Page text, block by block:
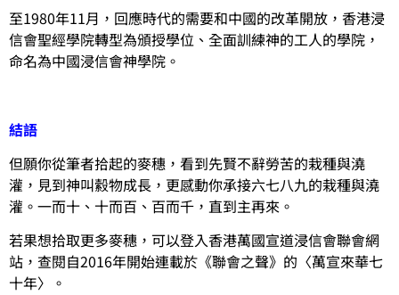
至1980年11月，回應時代的需要和中國的改革開放，香港浸
信會聖經學院轉型為頒授學位、全面訓練神的工人的學院，
命名為中國浸信會神學院。
結語
但願你從筆者拾起的麥穗，看到先賢不辭勞苦的栽種與澆
灌，見到神叫縠物成長，更感動你承接六七八九的栽種與澆
灌。一而十、十而百、百而千，直到主再來。
若果想拾取更多麥穗，可以登入香港萬國宣道浸信會聯會網
站，查閱自2016年開始連載於《聯會之聲》的〈萬宣來華七
十年〉。